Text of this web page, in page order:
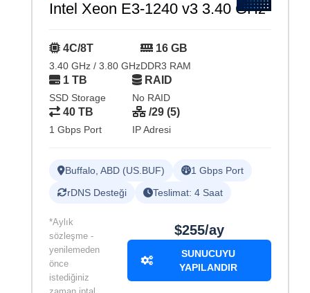
Intel Xeon E3-1240 v3 3.40 GHz
4C/8T
3.40 GHz / 3.80 GHz
16 GB
DDR3 RAM
1 TB
SSD Storage
RAID
No RAID
40 TB
1 Gbps Port
/29 (5)
IP Adresi
Buffalo, ABD (US.BUF)
1 Gbps Port
rDNS Desteği
Teslimat: 4 Saat
*Aylık
sözleşme -
yenilemeden
önce
istediğiniz
$255/ay
SUNUCUYU
YAPILANDIR